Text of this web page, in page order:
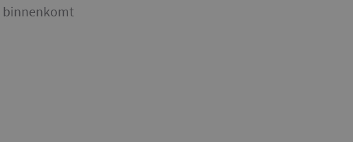
binnenkomt